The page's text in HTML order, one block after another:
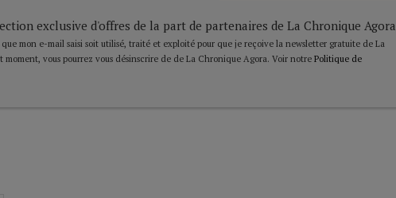
exclusive d'offres de la part de partenaires de La Chronique Agora
mon e-mail saisi soit utilisé, traité et exploité pour que je reçoive la newsletter gratuite de La
vous pourrez vous désinscrire de de La Chronique Agora. Voir notre Politique de